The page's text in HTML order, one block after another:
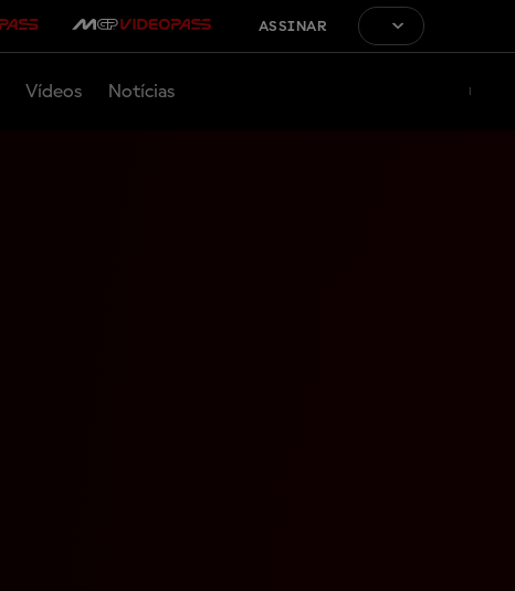
ASSINAR
Vídeos Notícias